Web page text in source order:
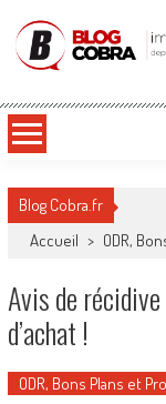
Blog Cobra
Blog Cobra.fr
Accueil > ODR,
Avis de
d’achat !
ODR, Bons Plans et